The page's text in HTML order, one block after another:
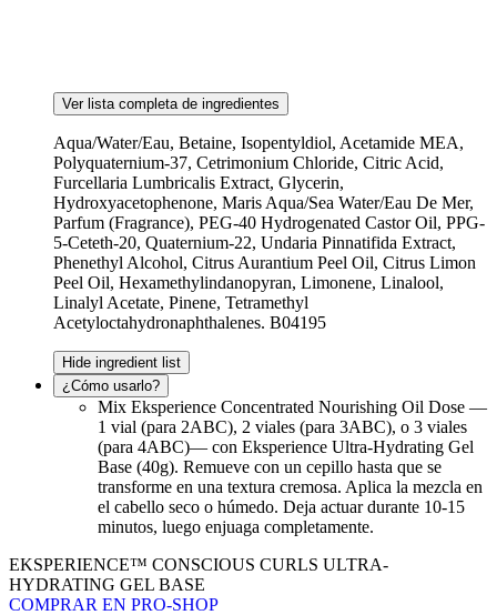
Ver lista completa de ingredientes
Aqua/Water/Eau, Betaine, Isopentyldiol, Acetamide MEA,
Polyquaternium-37, Cetrimonium Chloride, Citric Acid,
Furcellaria Lumbricalis Extract, Glycerin,
Hydroxyacetophenone, Maris Aqua/Sea Water/Eau De Mer,
Parfum (Fragrance), PEG-40 Hydrogenated Castor Oil, PPG-
5-Ceteth-20, Quaternium-22, Undaria Pinnatifida Extract,
Phenethyl Alcohol, Citrus Aurantium Peel Oil, Citrus Limon
Peel Oil, Hexamethylindanopyran, Limonene, Linalool,
Linalyl Acetate, Pinene, Tetramethyl
Acetyloctahydronaphthalenes. B04195
Hide ingredient list
¿Cómo usarlo?
Mix Eksperience Concentrated Nourishing Oil Dose —
1 vial (para 2ABC), 2 viales (para 3ABC), o 3 viales
(para 4ABC)— con Eksperience Ultra-Hydrating Gel
Base (40g). Remueve con un cepillo hasta que se
transforme en una textura cremosa. Aplica la mezcla en
el cabello seco o húmedo. Deja actuar durante 10-15
minutos, luego enjuaga completamente.
EKSPERIENCE™ CONSCIOUS CURLS ULTRA-
HYDRATING GEL BASE
COMPRAR EN PRO-SHOP